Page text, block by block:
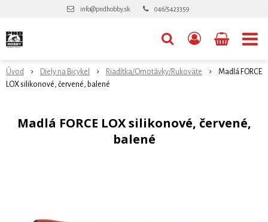
info@pndhobby.sk 046/5423359
Úvod Diely na Bicykel Riadítka/Omotávky/Rukoväte
Madlá FORCE
LOX silikonové, červené, balené
Madlá FORCE LOX silikonové, červené,
balené